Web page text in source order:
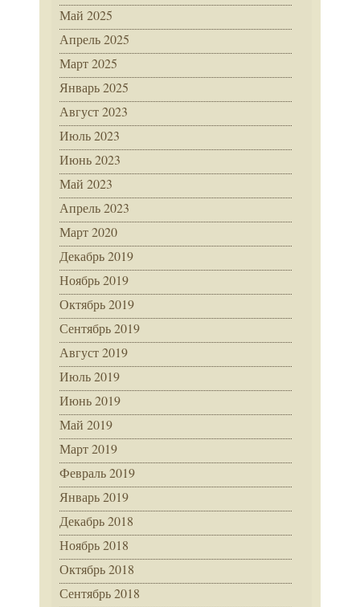
Май 2025
Апрель 2025
Март 2025
Январь 2025
Август 2023
Июль 2023
Июнь 2023
Май 2023
Апрель 2023
Март 2020
Декабрь 2019
Ноябрь 2019
Октябрь 2019
Сентябрь 2019
Август 2019
Июль 2019
Июнь 2019
Май 2019
Март 2019
Февраль 2019
Январь 2019
Декабрь 2018
Ноябрь 2018
Октябрь 2018
Сентябрь 2018